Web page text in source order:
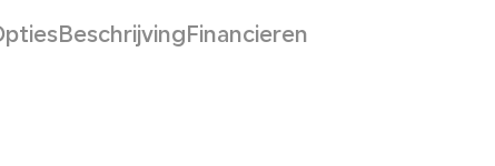
BeschrijvingFinancieren